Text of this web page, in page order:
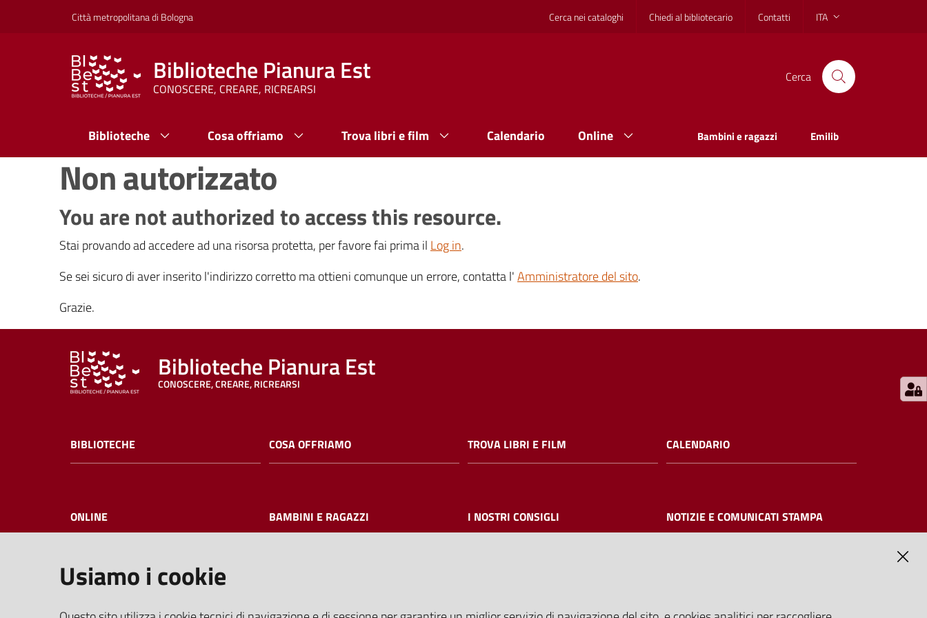
Vai al contenuto
Vai alla navigazioneCittà metropolitana di Bologna Cerca nei cataloghi Chiedi al bibliotecario Contatti ITA
Biblioteche Pianura Est
CONOSCERE, CREARE, RICREARSI
Cerca
Biblioteche Cosa offriamo Trova libri e film Calendario Online Bambini e ragazzi Emilib
Non autorizzato
You are not authorized to access this resource.
Stai provando ad accedere ad una risorsa protetta, per favore fai prima il Log in.
Se sei sicuro di aver inserito l'indirizzo corretto ma ottieni comunque un errore, contatta l'Amministratore del sito.
Grazie.
Biblioteche Pianura Est
CONOSCERE, CREARE, RICREARSI
BIBLIOTECHE COSA OFFRIAMO TROVA LIBRI E FILM CALENDARIO
ONLINE BAMBINI E RAGAZZI I NOSTRI CONSIGLI NOTIZIE E COMUNICATI STAMPA
I NOSTRI EVENTI
Usiamo i cookie